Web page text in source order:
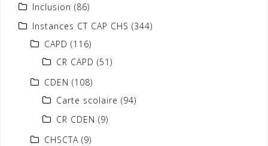
Inclusion (86)
Instances CT CAP CHS (344)
CAPD (116)
CR CAPD (51)
CDEN (108)
Carte scolaire (94)
CR CDEN (9)
CHSCTA (9)